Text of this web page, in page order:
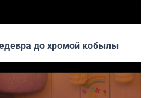
до хромой кобылы